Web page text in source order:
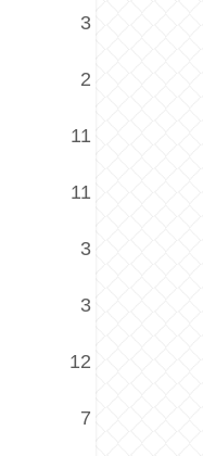
3
2
11
11
3
3
12
7